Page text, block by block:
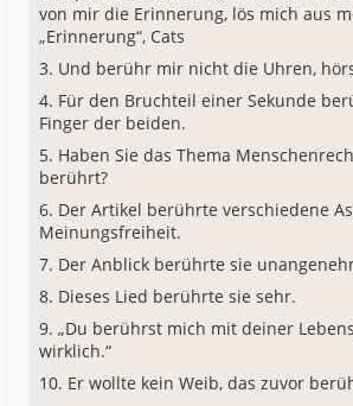
von mir die Erinnerung, lös mich aus
„Erinnerung“, Cats
Und berühr mir nicht die Uhren,
Für den Bruchteil einer Sekunde
Finger der beiden.
Haben Sie das Thema
berührt?
Der Artikel berührte verschiedene
Meinungsfreiheit.
Der Anblick berührte sie
Dieses Lied berührte sie sehr.
„Du berührst mich mit deiner
wirklich.“
Er wollte kein Weib, das zuvor